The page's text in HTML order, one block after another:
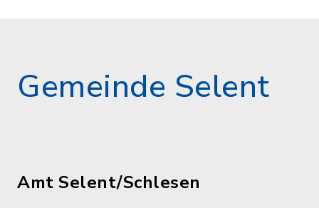
Gemeinde Selent
Amt Selent/Schlesen